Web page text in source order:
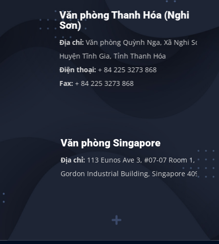
Văn phòng Thanh Hóa (Nghi
Sơn)
Địa chỉ:Văn phòng Quỳnh Nga, Xã Nghi Sơn,
Huyện Tĩnh Gia, Tỉnh Thanh Hóa
Điện thoại:+ 84 225 3273 868
+ 84 225 3273 868
Văn phòng Singapore
Địa chỉ:113 Eunos Ave 3, #07-07 Room 1,
Gordon Industrial Building, Singapore 409838